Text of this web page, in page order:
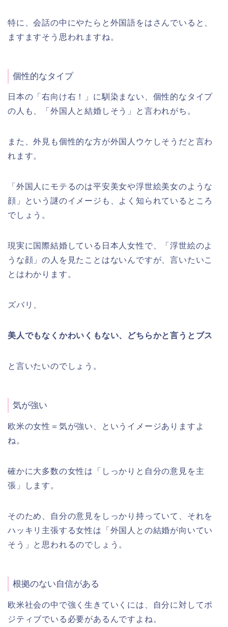
特に、会話の中にやたらと外国語をはさんでいると、
ますますそう思われますね。
個性的なタイプ
日本の「右向け右！」に馴染まない、個性的なタイプ
の人も、「外国人と結婚しそう」と言われがち。
また、外見も個性的な方が外国人ウケしそうだと言わ
れます。
「外国人にモテるのは平安美女や浮世絵美女のような
顔」という謎のイメージも、よく知られているところ
でしょう。
現実に国際結婚している日本人女性で、「浮世絵のよ
うな顔」の人を見たことはないんですが、言いたいこ
とはわかります。
ズバリ、
美人でもなくかわいくもない、どちらかと言うとブス
と言いたいのでしょう。
気が強い
欧米の女性＝気が強い、というイメージありますよ
ね。
確かに大多数の女性は「しっかりと自分の意見を主
張」します。
そのため、自分の意見をしっかり持っていて、それを
ハッキリ主張する女性は「外国人との結婚が向いてい
そう」と思われるのでしょう。
根拠のない自信がある
欧米社会の中で強く生きていくには、自分に対してポ
ジティブでいる必要があるんですよね。